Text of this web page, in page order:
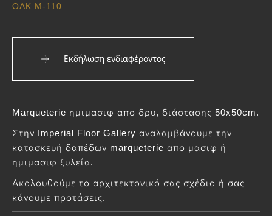
OAK M-110
Εκδήλωση ενδιαφέροντος
Marqueterie ημιμασιφ απο δρυ, διάστασης 50x50cm.
Στην Imperial Floor Gallery αναλαμβάνουμε την
κατασκευή δαπέδων marqueterie απο μασιφ ή
ημιμασιφ ξυλεία.
Ακολουθούμε το αρχιτεκτονικό σας σχέδιο ή σας
κάνουμε προτάσεις.